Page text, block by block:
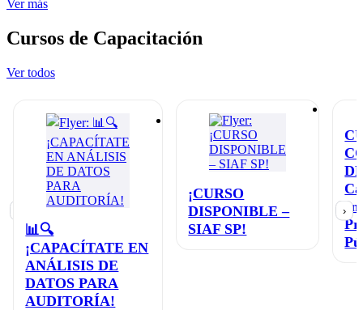
Ver más
Cursos de Capacitación
Ver todos
📊🔍
¡CAPACÍTATE EN
ANÁLISIS DE
DATOS PARA
AUDITORÍA!
¡CURSO
DISPONIBLE –
SIAF SP!
en
›